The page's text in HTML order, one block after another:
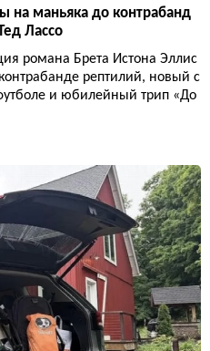
на маньяка до контрабанд
Лассо
романа Брета Истона Эллис
рептилий, новый с
и юбилейный трип «До